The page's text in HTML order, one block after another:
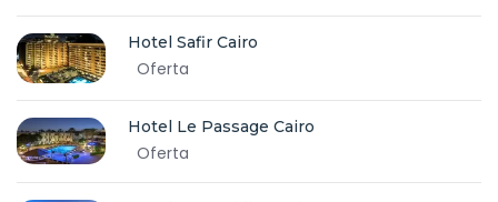
Hotel Safir Cairo
Oferta
Hotel Le Passage Cairo
Oferta